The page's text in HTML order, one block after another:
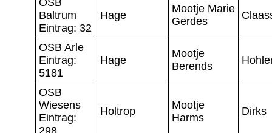
Baltrum
Eintrag: 32
Hage
Mootje Marie
Gerdes
OSB Arle
Eintrag:
5181
Hage
Mootje
Berends
OSB
Wiesens
Eintrag:
298
Holtrop
Mootje
Harms
Dirks